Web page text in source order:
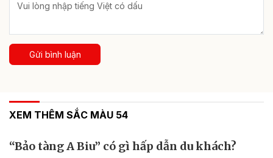
Gửi bình luận
XEM THÊM SẮC MÀU 54
“Bảo tàng A Biu” có gì hấp dẫn du khách?